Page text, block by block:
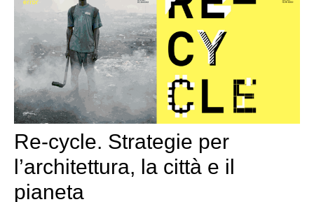
Re-cycle. Strategie per
l’architettura, la città e il
pianeta